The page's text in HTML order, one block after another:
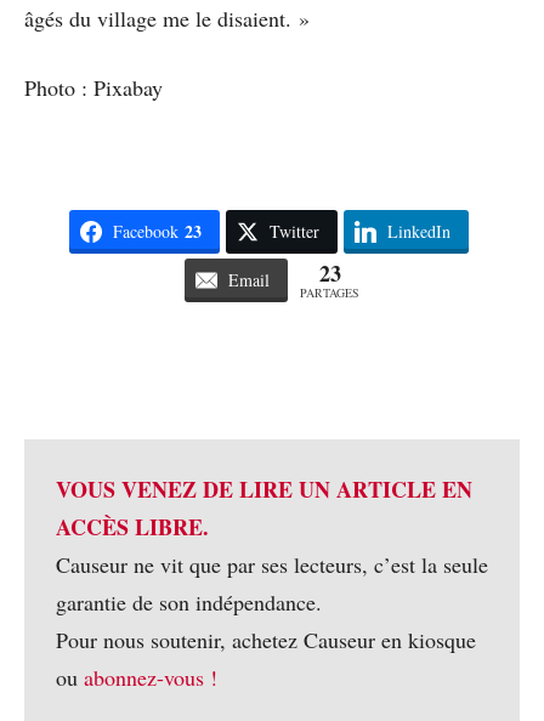
âgés du village me le disaient. »
Photo : Pixabay
Facebook 23 Twitter LinkedIn
Email 23
PARTAGES
VOUS VENEZ DE LIRE UN ARTICLE EN
ACCÈS LIBRE.
Causeur ne vit que par ses lecteurs, c’est la seule
garantie de son indépendance.
Pour nous soutenir, achetez Causeur en kiosque
ou abonnez-vous !